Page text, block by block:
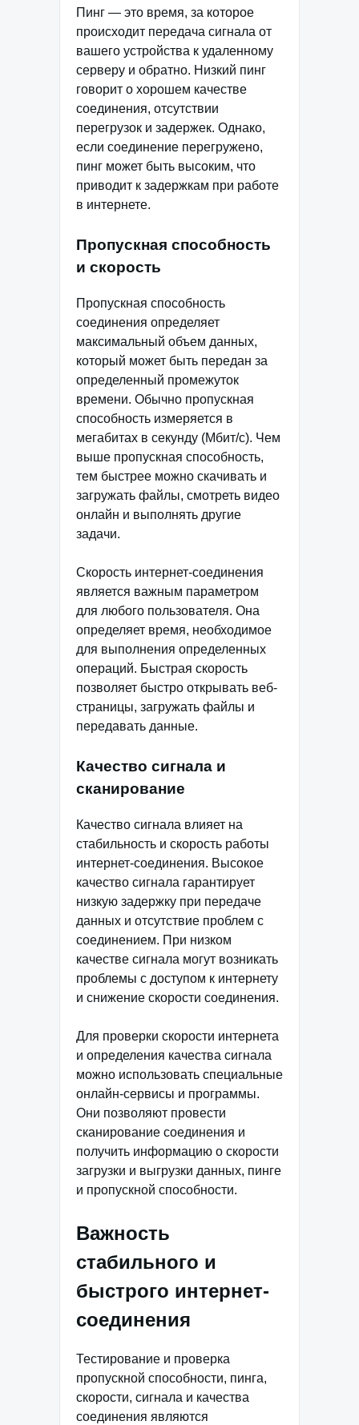
Пинг — это время, за которое
происходит передача сигнала от
вашего устройства к удаленному
серверу и обратно. Низкий пинг
говорит о хорошем качестве
соединения, отсутствии
перегрузок и задержек. Однако,
если соединение перегружено,
пинг может быть высоким, что
приводит к задержкам при работе
в интернете.
Пропускная способность
и скорость
Пропускная способность
соединения определяет
максимальный объем данных,
который может быть передан за
определенный промежуток
времени. Обычно пропускная
способность измеряется в
мегабитах в секунду (Мбит/с). Чем
выше пропускная способность,
тем быстрее можно скачивать и
загружать файлы, смотреть видео
онлайн и выполнять другие
задачи.
Скорость интернет-соединения
является важным параметром
для любого пользователя. Она
определяет время, необходимое
для выполнения определенных
операций. Быстрая скорость
позволяет быстро открывать веб-
страницы, загружать файлы и
передавать данные.
Качество сигнала и
сканирование
Качество сигнала влияет на
стабильность и скорость работы
интернет-соединения. Высокое
качество сигнала гарантирует
низкую задержку при передаче
данных и отсутствие проблем с
соединением. При низком
качестве сигнала могут возникать
проблемы с доступом к интернету
и снижение скорости соединения.
Для проверки скорости интернета
и определения качества сигнала
можно использовать специальные
онлайн-сервисы и программы.
Они позволяют провести
сканирование соединения и
получить информацию о скорости
загрузки и выгрузки данных, пинге
и пропускной способности.
Важность
стабильного и
быстрого интернет-
соединения
Тестирование и проверка
пропускной способности, пинга,
скорости, сигнала и качества
соединения являются